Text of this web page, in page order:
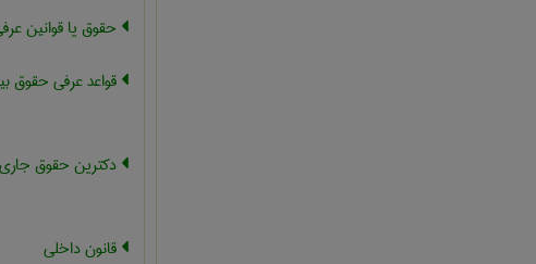
حقوق یا قوانین
قواعد عرفی حقوق
دکترین حقوق
قانون داخلی